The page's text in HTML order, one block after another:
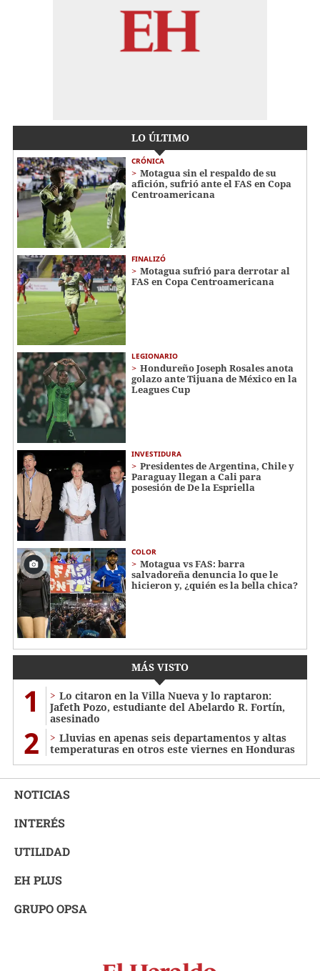
LO ÚLTIMO
CRÓNICA
Motagua sin el respaldo de su
afición, sufrió ante el FAS en Copa
Centroamericana
FINALIZÓ
Motagua sufrió para derrotar al
FAS en Copa Centroamericana
LEGIONARIO
Hondureño Joseph Rosales anota
golazo ante Tijuana de México en la
Leagues Cup
INVESTIDURA
Presidentes de Argentina, Chile y
Paraguay llegan a Cali para
posesión de De la Espriella
COLOR
Motagua vs FAS: barra
salvadoreña denuncia lo que le
hicieron y, ¿quién es la bella chica?
MÁS VISTO
1
Lo citaron en la Villa Nueva y lo raptaron:
Jafeth Pozo, estudiante del Abelardo R. Fortín,
asesinado
2
Lluvias en apenas seis departamentos y altas
temperaturas en otros este viernes en Honduras
NOTICIAS
INTERÉS
UTILIDAD
EH PLUS
GRUPO OPSA